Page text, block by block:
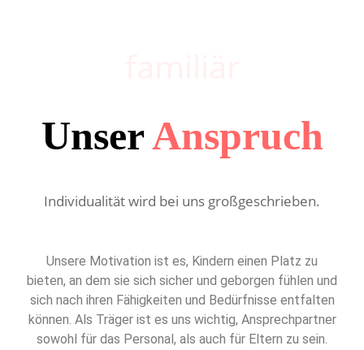
UnserAnspruch
Individualität wird bei uns großgeschrieben.
Unsere Motivation ist es, Kindern einen Platz zu
bieten, an dem sie sich sicher und geborgen fühlen und
sich nach ihren Fähigkeiten und Bedürfnisse entfalten
können. Als Träger ist es uns wichtig, Ansprechpartner
sowohl für das Personal, als auch für Eltern zu sein.